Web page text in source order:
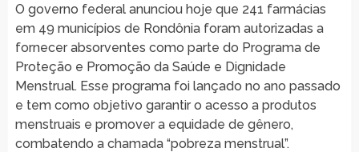
O governo federal anunciou hoje que 241 farmácias
em 49 municípios de Rondônia foram autorizadas a
fornecer absorventes como parte do Programa de
Proteção e Promoção da Saúde e Dignidade
Menstrual. Esse programa foi lançado no ano passado
e tem como objetivo garantir o acesso a produtos
menstruais e promover a equidade de gênero,
combatendo a chamada “pobreza menstrual”.